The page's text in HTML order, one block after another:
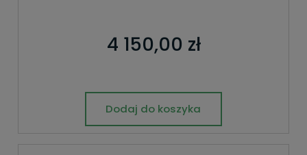
4 150,00 zł
Dodaj do koszyka